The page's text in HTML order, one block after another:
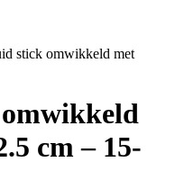
stick omwikkeld met
cm – 15-